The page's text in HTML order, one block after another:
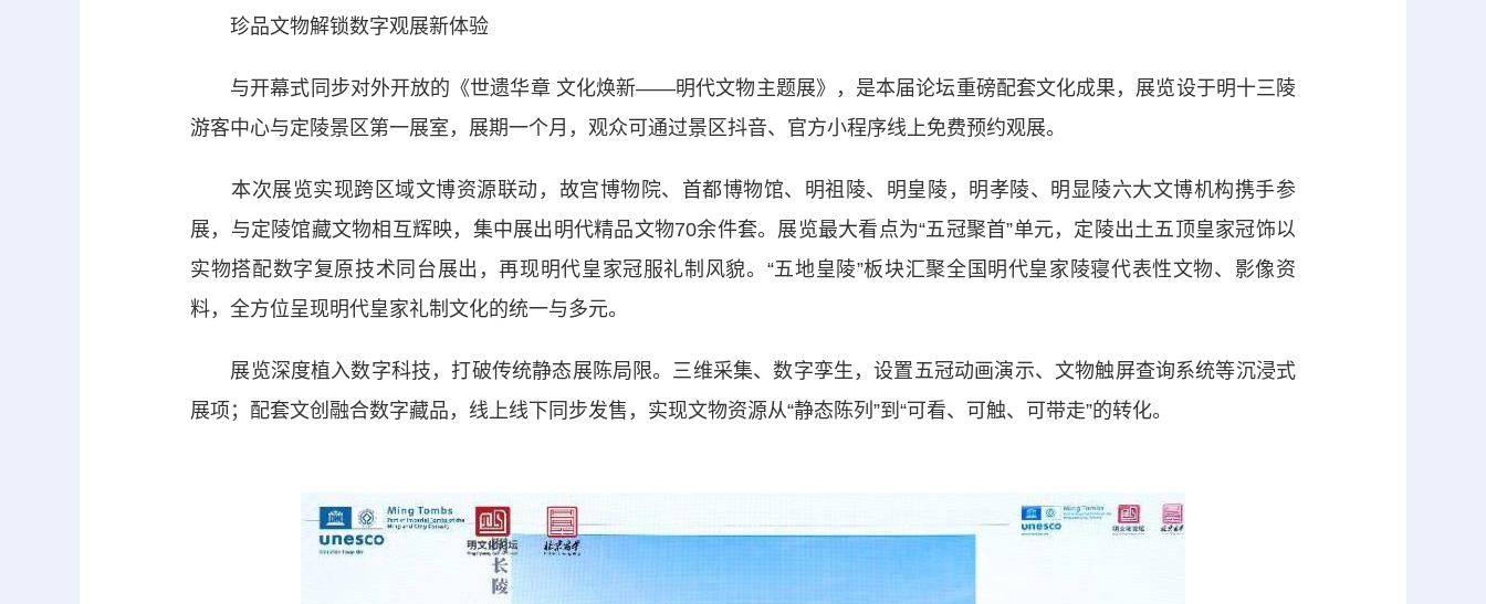
珍品文物解锁数字观展新体验
与开幕式同步对外开放的《世遗华章 文化焕新——明代文物主题展》，是本届论坛重磅配套文化成果，展览设于明十三陵
游客中心与定陵景区第一展室，展期一个月，观众可通过景区抖音、官方小程序线上免费预约观展。
本次展览实现跨区域文博资源联动，故宫博物院、首都博物馆、明祖陵、明皇陵，明孝陵、明显陵六大文博机构携手参
展，与定陵馆藏文物相互辉映，集中展出明代精品文物70余件套。展览最大看点为“五冠聚首”单元，定陵出土五顶皇家冠饰以
实物搭配数字复原技术同台展出，再现明代皇家冠服礼制风貌。“五地皇陵”板块汇聚全国明代皇家陵寝代表性文物、影像资
料，全方位呈现明代皇家礼制文化的统一与多元。
展览深度植入数字科技，打破传统静态展陈局限。三维采集、数字孪生，设置五冠动画演示、文物触屏查询系统等沉浸式
展项；配套文创融合数字藏品，线上线下同步发售，实现文物资源从“静态陈列”到“可看、可触、可带走”的转化。